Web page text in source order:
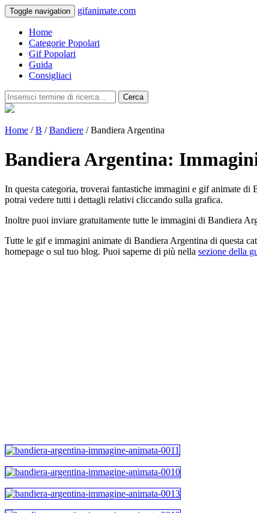
Toggle navigation gifanimate.com
Home
Categorie Popolari
Gif Popolari
Guida
Consigliaci
Cerca
Home /B /Bandiere / Bandiera Argentina
Bandiera Argentina:
In questa categoria, troverai fantastiche immagini e gif animate
potrai vedere tutti i dettagli relativi cliccando sulla grafica.
Inoltre puoi inviare gratuitamente tutte le immagini di Bandiera
Tutte le gif e immagini animate di Bandiera Argentina di questa
homepage o sul tuo blog. Puoi saperne di più nella sezione della